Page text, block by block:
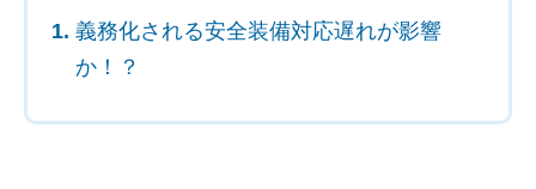
義務化される安全装備対応遅れが影響
か！？